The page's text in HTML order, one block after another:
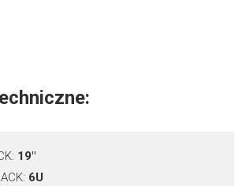
19″
6U